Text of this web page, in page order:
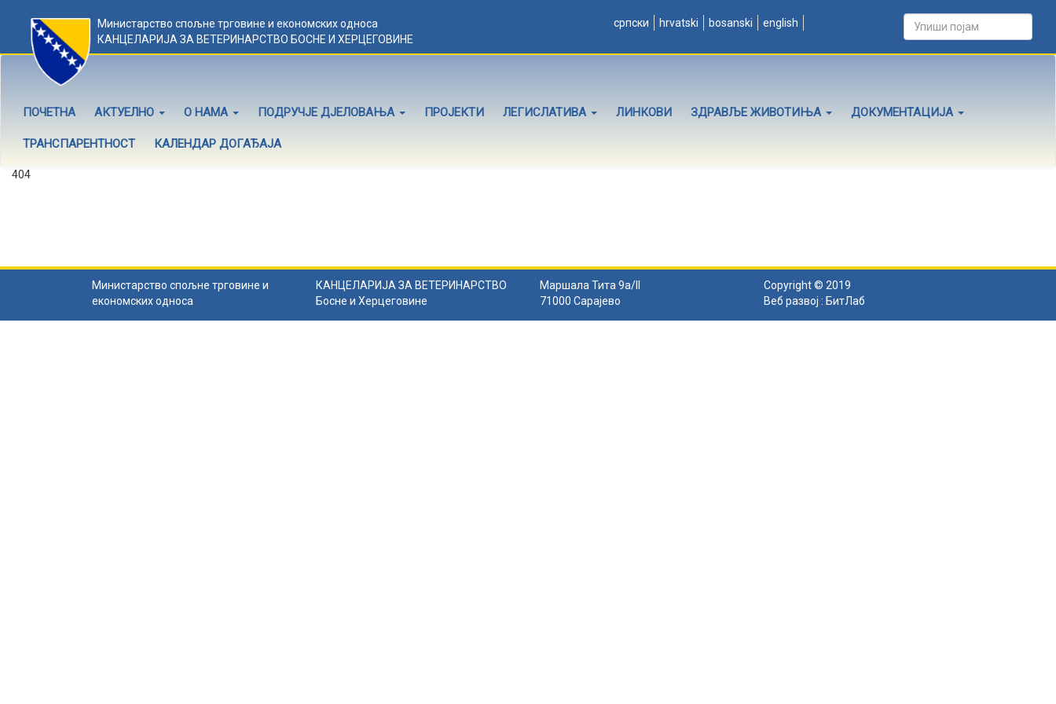
Министарство спољне трговине и економских односа
КАНЦЕЛАРИЈА ЗА ВЕТЕРИНАРСТВО БОСНЕ И ХЕРЦЕГОВИНЕ
српски hrvatski bosanski english
ПОЧЕТНА АКТУЕЛНО О НАМА ПОДРУЧЈЕ ДЈЕЛОВАЊА ПРОЈЕКТИ ЛЕГИСЛАТИВА ЛИНКОВИ ЗДРАВЉЕ ЖИВОТИЊА ДОКУМЕНТАЦИЈА
ТРАНСПАРЕНТНОСТ КАЛЕНДАР ДОГАЂАЈА
404
Министарство спољне трговине и
економских односа
КАНЦЕЛАРИЈА ЗА ВЕТЕРИНАРСТВО
Босне и Херцеговине
Маршала Тита 9а/II
71000 Сарајево
Copyright © 2019
Веб развој : БитЛаб